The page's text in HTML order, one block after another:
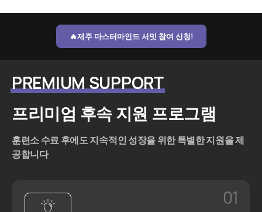
🔥제주 마스터마인드 서밋 참여 신청!
PREMIUM SUPPORT
프리미엄 후속 지원 프로그램
훈련소 수료 후에도 지속적인 성장을 위한 특별한 지원을 제
공합니다
01